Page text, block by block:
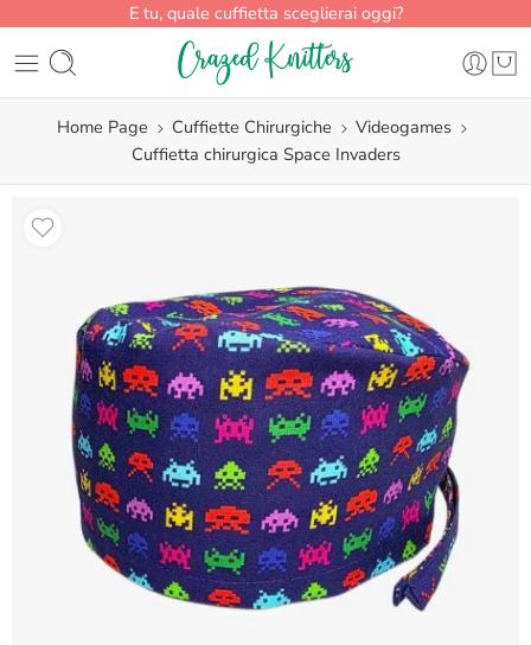
E tu, quale cuffietta sceglierai oggi?
Home Page Cuffiette Chirurgiche
Videogames
Cuffietta chirurgica Space Invaders